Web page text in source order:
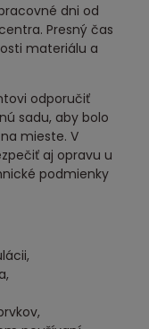
dni od
Presný čas
materiálu a
odporučiť
sadu, aby bolo
mieste. V
aj opravu u
podmienky